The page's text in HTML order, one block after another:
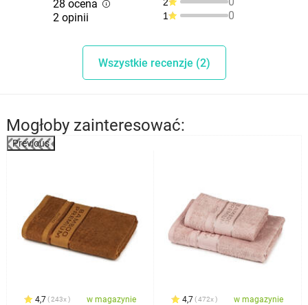
28 ocena
2 opinii
1 0
Wszystkie recenzje (2)
Mogłoby zainteresować:
Previous
4,7 243x w magazynie 4,7 472x w magazynie